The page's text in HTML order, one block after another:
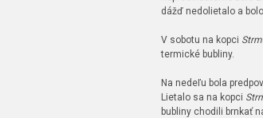
dážď nedolietalo a
V sobotu na kopci
termické bubliny.
Na nedeľu bola
Lietalo sa na kopci
bubliny chodili brnkať